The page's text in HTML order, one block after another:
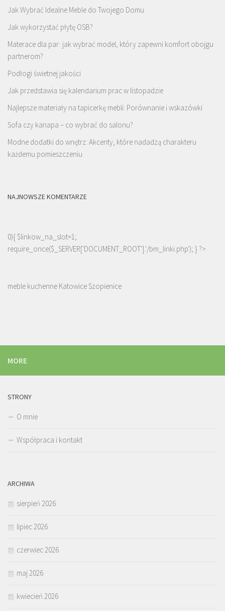
Jak Wybrać Idealne Meble do Twojego Domu
Jak wykorzystać płytę OSB?
Materace dla par: jak wybrać model, który zapewni komfort obojgu
partnerom?
Podłogi świetnej jakości
Jak przedstawia się kalendarium prac w listopadzie
Najlepsze materiały na tapicerkę mebli: Porównanie i wskazówki
Sofa czy kanapa – co wybrać do salonu?
Modne dodatki do wnętrz: Akcenty, które nadadzą charakteru
każdemu pomieszczeniu
NAJNOWSZE KOMENTARZE
0){ $linkow_na_slot=1;
require_once($_SERVER['DOCUMENT_ROOT'].'/bm_linki.php'); } ?>
meble kuchenne Katowice Szopienice
MORE
STRONY
O mnie
Współpraca i kontakt
ARCHIWA
sierpień 2026
lipiec 2026
czerwiec 2026
maj 2026
kwiecień 2026